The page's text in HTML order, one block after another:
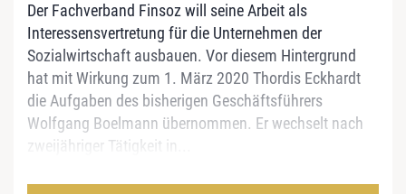
Der Fachverband Finsoz will seine Arbeit als
Interessensvertretung für die Unternehmen der
Sozialwirtschaft ausbauen. Vor diesem Hintergrund
hat mit Wirkung zum 1. März 2020 Thordis Eckhardt
die Aufgaben des bisherigen Geschäftsführers
Wolfgang Boelmann übernommen. Er wechselt nach
zweijähriger Tätigkeit in...